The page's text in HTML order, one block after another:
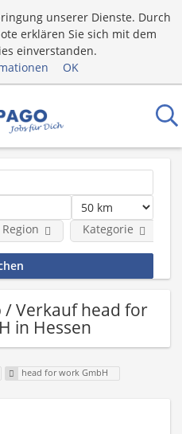
unserer Dienste. Durch
erklären Sie sich mit dem
einverstanden.
OK
Region Kategorie
/ Verkauf head for
in Hessen
head for work GmbH